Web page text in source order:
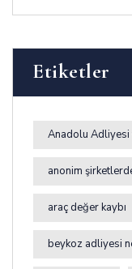
Etiketler
Anadolu Adliyesi
anonim
araç değer kaybı
beykoz adliyesi